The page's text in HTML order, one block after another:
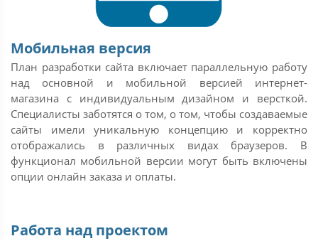
Мобильная версия
План разработки сайта включает параллельную работу
над основной и мобильной версией интернет-
магазина с индивидуальным дизайном и версткой.
Специалисты заботятся о том, о том, чтобы создаваемые
сайты имели уникальную концепцию и корректно
отображались в различных видах браузеров. В
функционал мобильной версии могут быть включены
опции онлайн заказа и оплаты.
Работа над проектом